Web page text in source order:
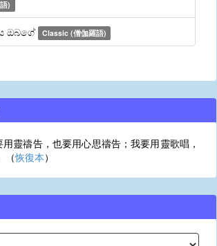
)
ඔබගේ Classic (僧伽羅語)
靈禱告，也要用心思禱告；我要用靈歌唱，
（恢復本）